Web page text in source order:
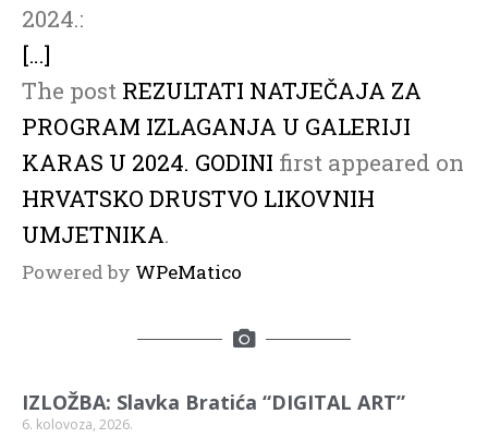
2024.:
[…]
The post REZULTATI NATJEČAJA ZA
PROGRAM IZLAGANJA U GALERIJI
KARAS U 2024. GODINI first appeared on
HRVATSKO DRUSTVO LIKOVNIH
UMJETNIKA.
Powered by WPeMatico
IZLOŽBA: Slavka Bratića “DIGITAL ART”
6. kolovoza, 2026.